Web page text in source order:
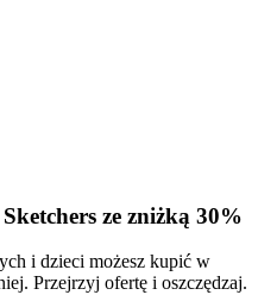
ze zniżką 30%
i dzieci możesz kupić w
Przejrzyj ofertę i oszczędzaj.